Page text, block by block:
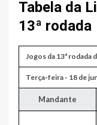
Tabela da
13ª rodada
Jogos da 13ª rodada
​Terça-feira - 18 de
​Mandante